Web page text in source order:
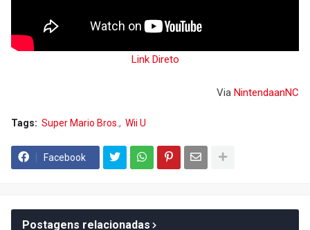
Link Direto
Via NintendaanNC
Tags: Super Mario Bros. Wii U
Facebook
Postagens relacionadas